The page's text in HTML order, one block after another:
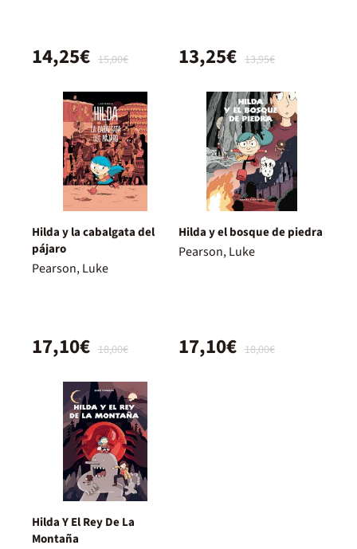
15,00€
14,25€ 13,95€
13,25€
Hilda y la cabalgata del
pájaro
Pearson, Luke
18,00€
17,10€
Hilda y el bosque de piedra
Pearson, Luke
18,00€
17,10€
Hilda Y El Rey De La
Montaña